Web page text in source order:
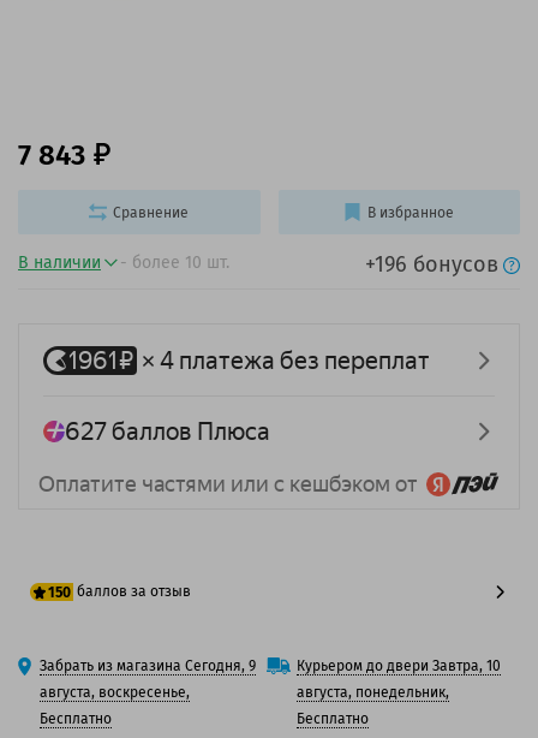
В наличии - более 10 шт. +196 бонусов
7 843
150 баллов за отзыв
125 баллов
150 баллов
Забрать из магазина Сегодня, 9
августа, воскресенье,
Бесплатно
Курьером до двери Завтра, 10
августа, понедельник,
Бесплатно
Сравнение В избранное